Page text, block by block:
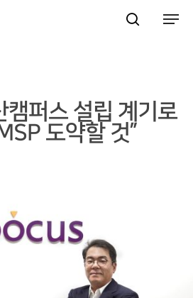
캠퍼스 설립 계기로
도약할 것”